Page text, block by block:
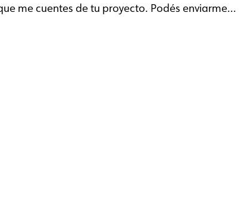
me cuentes de tu proyecto. Podés enviarme...